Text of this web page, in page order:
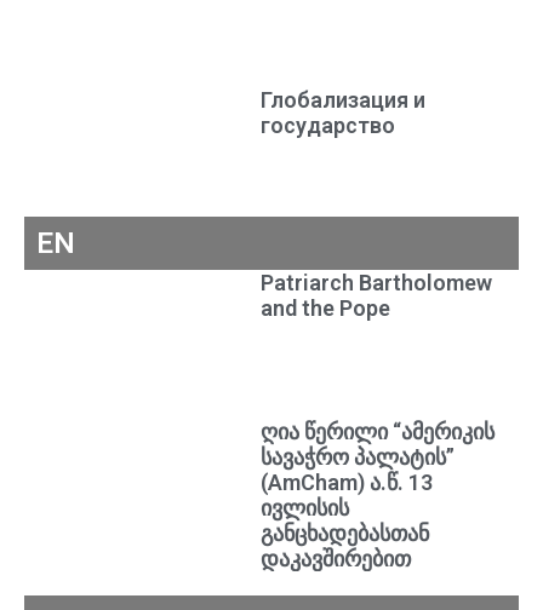
Глобализация и
государство
EN
Patriarch Bartholomew
and the Pope
ღია წერილი “ამერიკის
სავაჭრო პალატის”
(AmCham) ა.წ. 13
ივლისის
განცხადებასთან
დაკავშირებით